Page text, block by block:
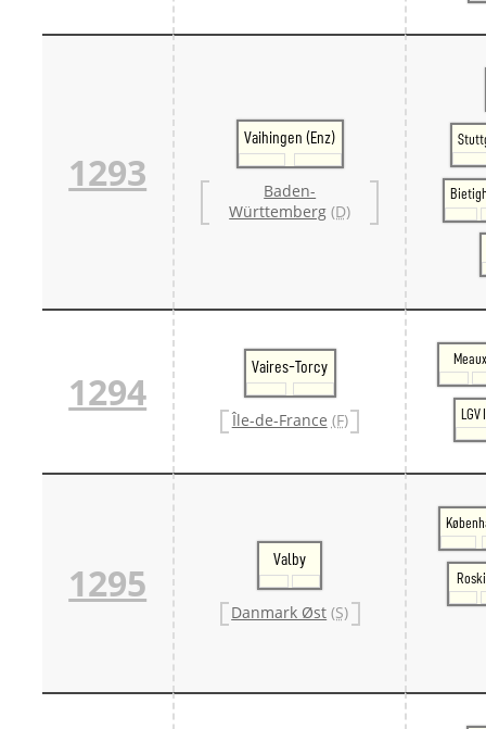
1293
Vaihingen (Enz)
Baden-
Württemberg (D)
1294
Vaires-Torcy
Île-de-France (F)
Meaux
1295
Valby
Danmark Øst (S)